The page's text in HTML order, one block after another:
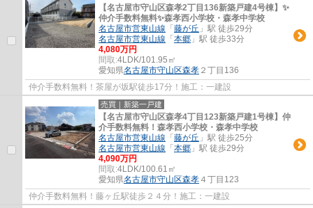
【名古屋市守山区森孝2丁目136新築戸建4号棟】✨️
仲介手数料無料✨️森孝西小学校・森孝中学校
名古屋市営東山線 「 藤が丘 」駅 徒歩29分
名古屋市営東山線 「 本郷 」駅 徒歩33分
4,080万円
間取:4LDK/101.95㎡
愛知県名古屋市守山区森孝 ２丁目136
仲介手数料無料！茶屋が坂駅徒歩17分！施工：一建設
売買｜新築一戸建
【名古屋市守山区森孝4丁目123新築戸建1号棟】仲
介手数料無料！森孝西小学校・森孝中学校
名古屋市営東山線 「 藤が丘 」駅 徒歩25分
名古屋市営東山線 「 本郷 」駅 徒歩29分
4,090万円
間取:4LDK/100.61㎡
愛知県名古屋市守山区森孝 ４丁目123
仲介手数料無料！藤ヶ丘駅徒歩２４分！施工：一建設